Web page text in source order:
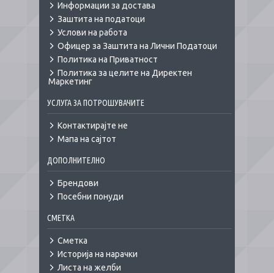
Информации за достава
Заштита на податоци
Услови на работа
Офицер за Заштита на Лични Податоци
Политика на Приватност
Политика за целите на Директен
Маркетинг
УСЛУГА ЗА ПОТРОШУВАЧИТЕ
Контактирајте не
Мапа на сајтот
ДОПОЛНИТЕЛНО
Брендови
Посебни понуди
СМЕТКА
Сметка
Историја на нарачки
Листа на желби